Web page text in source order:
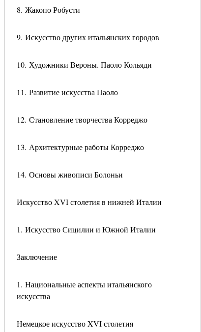
8. Жакопо Робусти
9. Искусство других итальянских городов
10. Художники Вероны. Паоло Кольяди
11. Развитие искусства Паоло
12. Становление творчества Корреджо
13. Архитектурные работы Корреджо
14. Основы живописи Болоньи
Искусство XVI столетия в нижней Италии
1. Искусство Сицилии и Южной Италии
Заключение
1. Национальные аспекты итальянского
искусства
Немецкое искусство XVI столетия